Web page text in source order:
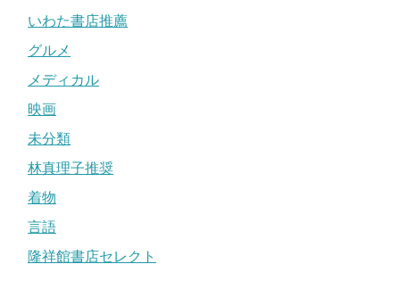
いわた書店推薦
グルメ
メディカル
映画
未分類
林真理子推奨
着物
言語
隆祥館書店セレクト